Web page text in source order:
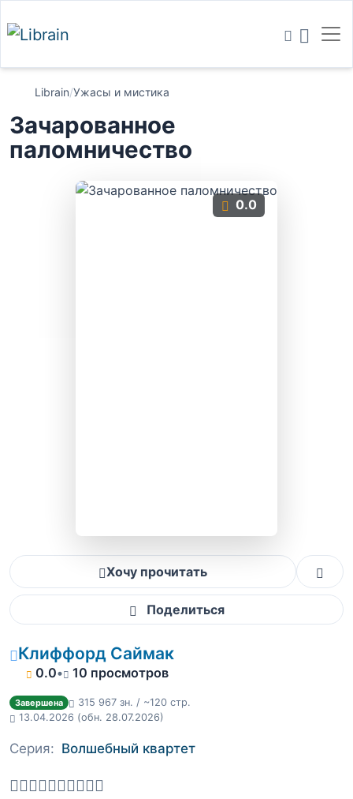
Librain/Ужасы и мистика
Зачарованное
паломничество
0.0
Хочу прочитать
Поделиться
Клиффорд Саймак
0.0• 10 просмотров
Завершена
315 967 зн. / ~120 стр.
13.04.2026 (обн. 28.07.2026)
Серия: Волшебный квартет